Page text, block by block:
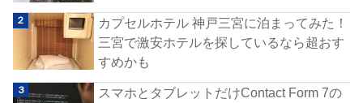
カプセルホテル 神戸三宮に泊まってみた！
三宮で激安ホテルを探しているなら超おす
すめかも
スマホとタブレットだけContact Form 7の